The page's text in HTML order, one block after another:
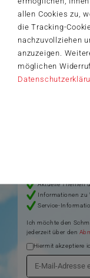
allen Cookies zu,
die Tracking-
nachzuvollziehen
anzuzeigen.
möglichen
Bei Fragen
Hilfe & Support
Der
Aktuelle Themen
Informationen zu
Service-
Ich möchte den
jederzeit über den
Hiermit akzeptiere